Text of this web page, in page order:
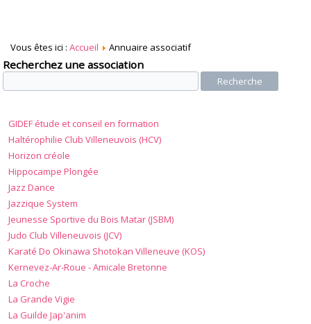
Vous êtes ici :Accueil Annuaire associatif
Recherchez une association
Recherche
GIDEF étude et conseil en formation
Haltérophilie Club Villeneuvois (HCV)
Horizon créole
Hippocampe Plongée
Jazz Dance
Jazzique System
Jeunesse Sportive du Bois Matar (JSBM)
Judo Club Villeneuvois (JCV)
Karaté Do Okinawa Shotokan Villeneuve (KOS)
Kernevez-Ar-Roue - Amicale Bretonne
La Croche
La Grande Vigie
La Guilde Jap'anim